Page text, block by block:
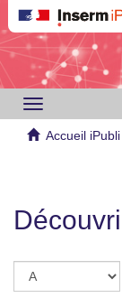
Toggle
navigation
Accueil iPubli